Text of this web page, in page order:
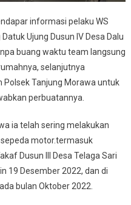
informasi pelaku WS
Ujung Dusun IV Desa Dalu
buang waktu team langsung
selanjutnya
Polsek Tanjung Morawa untuk
perbuatannya.
ia telah sering melakukan
motor.termasuk
Dusun III Desa Telaga Sari
19 Desember 2022, dan di
bulan Oktober 2022.